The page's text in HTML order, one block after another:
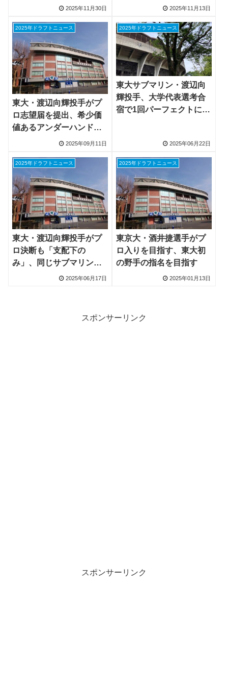
2025年11月30日
＆現役2年・スタンリー翔
2025年11月13日
2025年ドラフトニュース
東大・渡辺向輝投手がプ
ロ志望届を提出、希少価
値あるアンダーハンド投
手の指名に注目2025年09月11日
2025年ドラフトニュース
東大サブマリン・渡辺向
輝投手、大学代表選考合
宿で1回パーフェクトに日
2025年06月22日
2025年ドラフトニュース
東大・渡辺向輝投手がプ
ロ決断も「支配下の
み」、同じサブマリンで
父・俊介氏に挑戦2025年06月17日
2025年ドラフトニュース
東京大・酒井捷選手がプ
ロ入りを目指す、東大初
の野手の指名を目指す
2025年01月13日
スポンサーリンク
スポンサーリンク